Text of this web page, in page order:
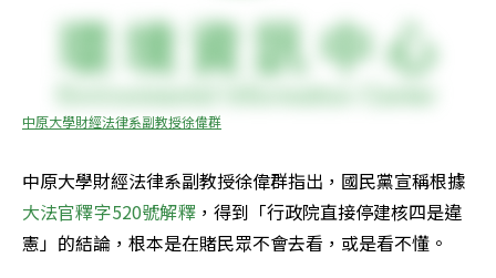
中原大學財經法律系副教授徐偉群
中原大學財經法律系副教授徐偉群指出，國民黨宣稱根據
大法官釋字520號解釋，得到「行政院直接停建核四是違
憲」的結論，根本是在賭民眾不會去看，或是看不懂。